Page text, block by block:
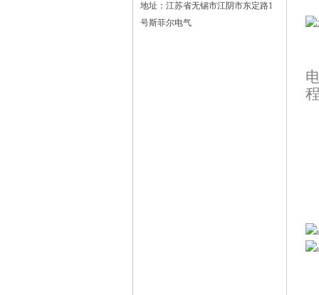
地址：江苏省无锡市江阴市东定路1
号斯菲尔电气